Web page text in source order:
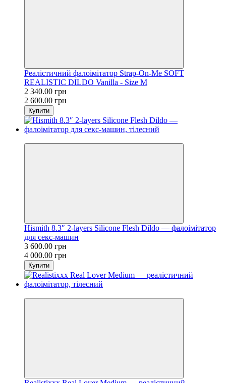
Реалістичний фалоімітатор Strap-On-Me SOFT
REALISTIC DILDO Vanilla - Size M
2 340.00 грн
2 600.00 грн
Купити
Hismith 8.3″ 2-layers Silicone Flesh Dildo — фалоімітатор
для секс-машин
3 600.00 грн
4 000.00 грн
Купити